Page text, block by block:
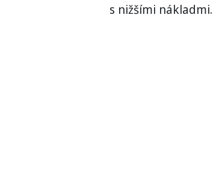
s nižšími nákladmi.